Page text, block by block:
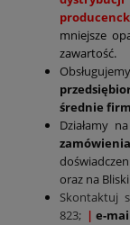
mniejsze
zawartość.
średnie
Działamy
oraz na
Skontaktuj
823; | e-